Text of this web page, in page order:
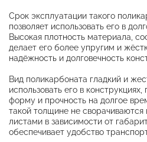
Срок эксплуатации такого
позволяет использовать его в
Высокая плотность материала,
делает его более упругим и
надёжность и долговечность
Вид поликарбоната гладкий и
использовать его в
форму и прочность на долгое
такой толщине не сворачиваются
листами в зависимости от
обеспечивает удобство